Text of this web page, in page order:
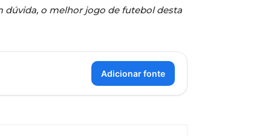
dúvida, o melhor jogo de futebol desta
Adicionar fonte